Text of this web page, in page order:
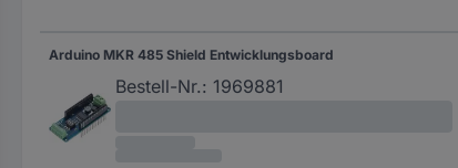
Arduino MKR 485 Shield Entwicklungsboard
Bestell-Nr.: 1969881